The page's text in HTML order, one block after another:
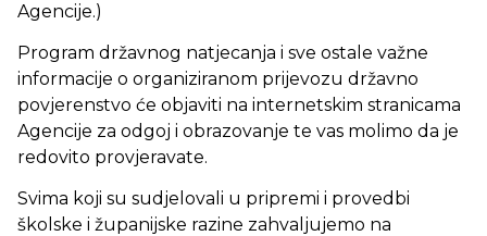
Agencije.)
Program državnog natjecanja i sve ostale važne
informacije o organiziranom prijevozu državno
povjerenstvo će objaviti na internetskim stranicama
Agencije za odgoj i obrazovanje te vas molimo da je
redovito provjeravate.
Svima koji su sudjelovali u pripremi i provedbi
školske i županijske razine zahvaljujemo na